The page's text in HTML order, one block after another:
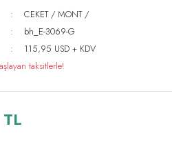
CEKET / MONT /
bh_E-3069-G
115,95 USD + KDV
taksitlerle!